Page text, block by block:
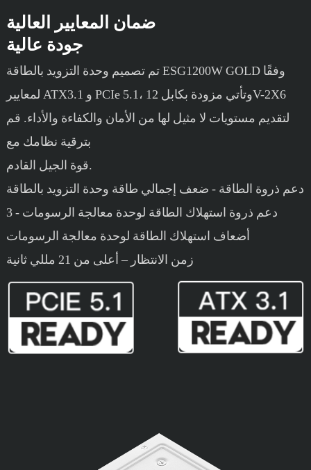
ضمان المعايير العالية
جودة عالية
تم تصميم وحدة التزويد بالطاقة ESG1200W GOLD وفقًا
لمعايير ATX3.1 و PCIe 5.1، وتأتي مزودة بكابل 12V-2X6
لتقديم مستويات لا مثيل لها من الأمان والكفاءة والأداء. قم
بترقية نظامك مع
قوة الجيل القادم.
دعم ذروة الطاقة - ضعف إجمالي طاقة وحدة التزويد بالطاقة
دعم ذروة استهلاك الطاقة لوحدة معالجة الرسومات - 3
أضعاف استهلاك الطاقة لوحدة معالجة الرسومات
زمن الانتظار – أعلى من 21 مللي ثانية